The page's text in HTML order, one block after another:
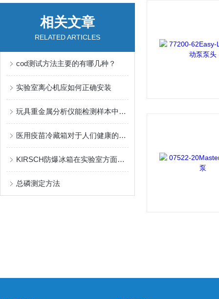
相关文章
RELATED ARTICLES
cod测试方法主要的有哪几种？
实验室离心机应如何正确安装
玩具重金属分析仪能检测样本中的重金属离子
医用疫苗冷藏箱对于人们健康的意义
KIRSCH防爆冰箱在实验室方面的应用场景
总磷测定方法